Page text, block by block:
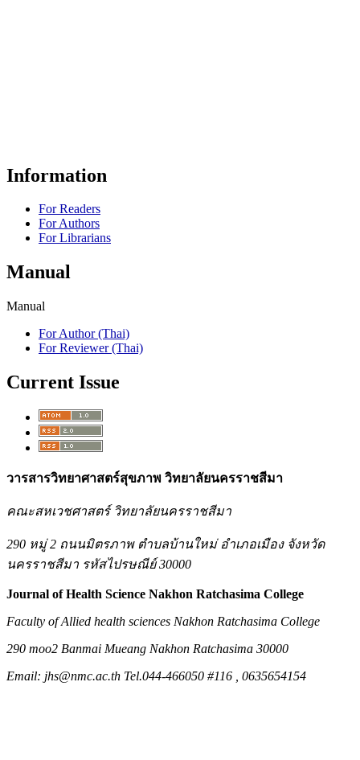
Information
For Readers
For Authors
For Librarians
Manual
Manual
For Author (Thai)
For Reviewer (Thai)
Current Issue
วารสารวิทยาศาสตร์สุขภาพ วิทยาลัยนครราชสีมา
คณะสหเวชศาสตร์ วิทยาลัยนครราชสีมา
290 หมู่ 2 ถนนมิตรภาพ ตำบลบ้านใหม่ อำเภอเมือง จังหวัด
นครราชสีมา รหัสไปรษณีย์ 30000
Journal of Health Science Nakhon Ratchasima College
Faculty of Allied health sciences Nakhon Ratchasima College
290 moo2 Banmai Mueang Nakhon Ratchasima 30000
Email: jhs@nmc.ac.th Tel.044-466050 #116 , 0635654154